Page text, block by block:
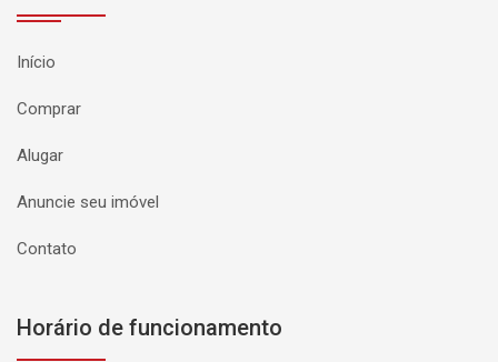
Início
Comprar
Alugar
Anuncie seu imóvel
Contato
Horário de funcionamento